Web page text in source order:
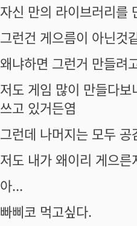
자신 만의 라이브러리를
그런건 게으름이 아닌것
왜냐하면 그런거 만들려
저도 게임 많이 만들다
쓰고 있거든염
그런데 나머지는 모두 공
저도 내가 왜이리 게으른
아...
빠삐코 먹고싶다.